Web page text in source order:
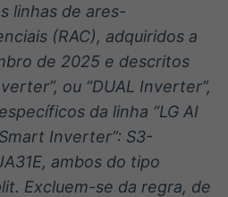
linhas de ares-
(RAC), adquiridos a
de 2025 e descritos
ou “DUAL Inverter”,
da linha “LG AI
Inverter”: S3-
ambos do tipo
Excluem-se da regra, de